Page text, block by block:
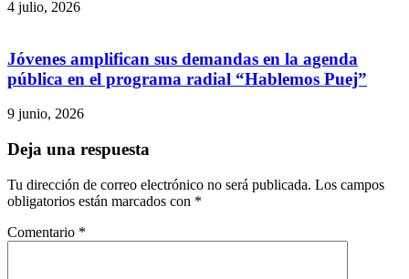
4 julio, 2026
Jóvenes amplifican sus demandas en la agenda
pública en el programa radial “Hablemos Puej”
9 junio, 2026
Deja una respuesta
Tu dirección de correo electrónico no será publicada. Los campos
obligatorios están marcados con *
Comentario *